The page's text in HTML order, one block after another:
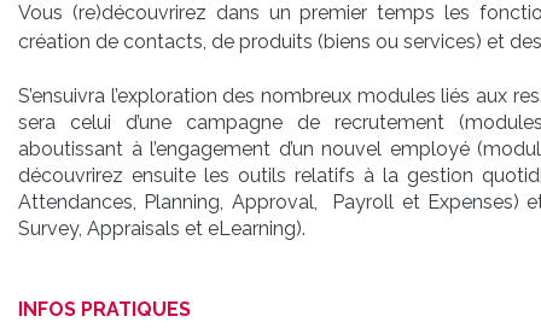
Vous (re)découvrirez dans un premier temps les
création de contacts, de produits (biens ou services) et
S’ensuivra l’exploration des nombreux modules liés aux
sera celui d’une campagne de recrutement
aboutissant à l’engagement d’un nouvel employé
découvrirez ensuite les outils relatifs à la gestion
Attendances, Planning, Approval, Payroll et Expenses)
Survey, Appraisals et eLearning).
INFOS PRATIQUES